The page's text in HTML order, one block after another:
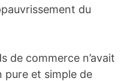
du
de commerce n’avait
pure et simple de